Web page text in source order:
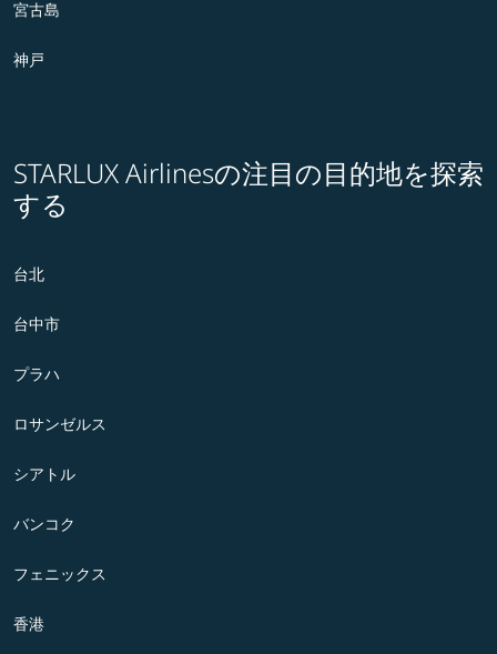
宮古島
神戸
STARLUX Airlinesの注目の目的地を探索
する
台北
台中市
プラハ
ロサンゼルス
シアトル
バンコク
フェニックス
香港